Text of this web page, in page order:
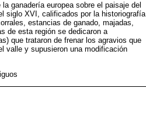
ganadería europea sobre el paisaje del
siglo XVI, calificados por la historiografía
estancias de ganado, majadas,
de esta región se dedicaron a
que trataron de frenar los agravios que
valle y supusieron una modificación